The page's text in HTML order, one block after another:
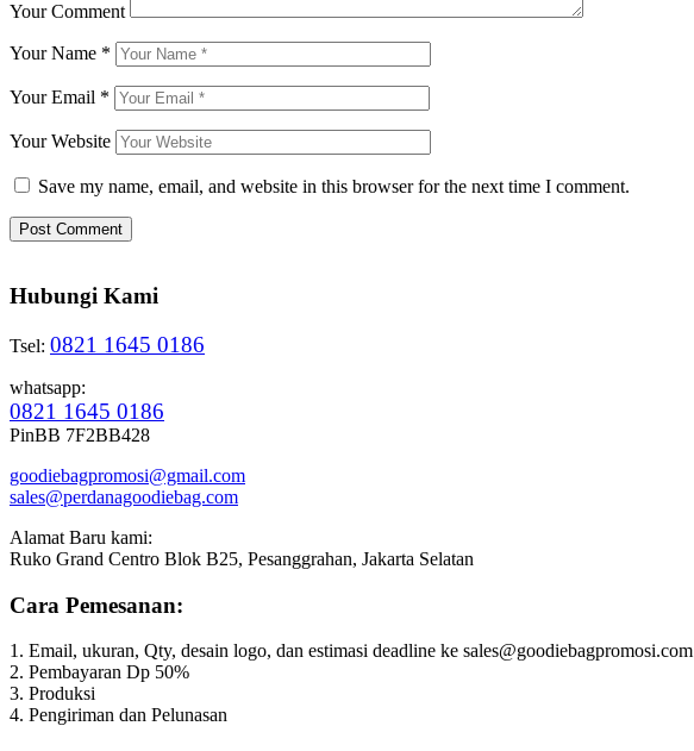
Your Comment
Your Name *
Your Email *
Your Website
Save my name, email, and website in this browser for the next time I comment.
Hubungi Kami
Tsel: 0821 1645 0186
whatsapp:
0821 1645 0186
PinBB 7F2BB428
goodiebagpromosi@gmail.com
sales@perdanagoodiebag.com
Alamat Baru kami:
Ruko Grand Centro Blok B25, Pesanggrahan, Jakarta Selatan
Cara Pemesanan:
1. Email, ukuran, Qty, desain logo, dan estimasi deadline ke sales@goodiebagpromosi.com
2. Pembayaran Dp 50%
3. Produksi
4. Pengiriman dan Pelunasan